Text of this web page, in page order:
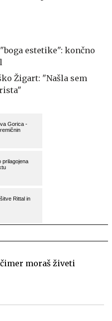
estetike": končno
Žigart: "Našla sem
moraš živeti